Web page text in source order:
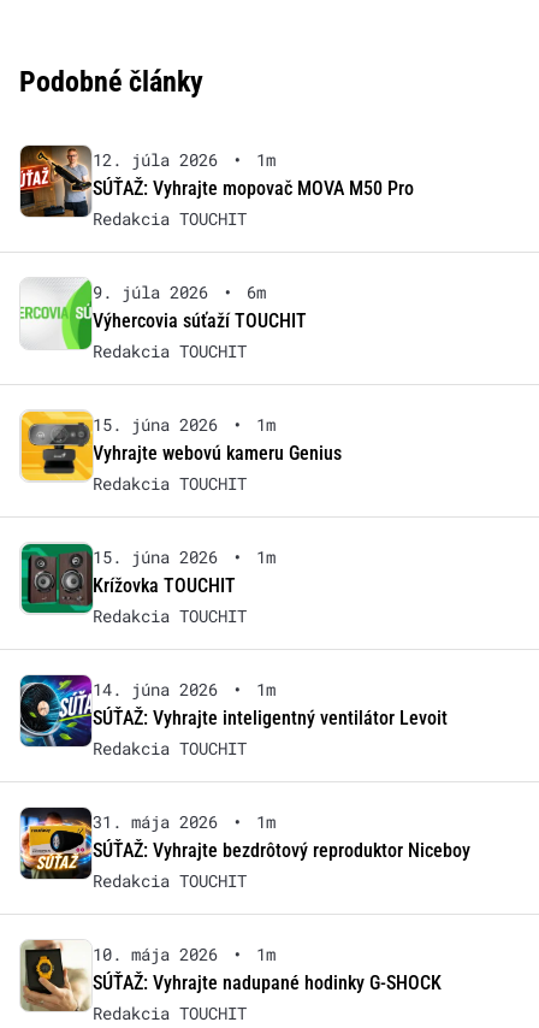
Podobné články
12. júla 2026 •
1m
SÚŤAŽ: Vyhrajte mopovač MOVA M50 Pro
Redakcia TOUCHIT
9. júla 2026 •
6m
Výhercovia súťaží TOUCHIT
Redakcia TOUCHIT
15. júna 2026 •
1m
Vyhrajte webovú kameru Genius
Redakcia TOUCHIT
15. júna 2026 •
1m
Krížovka TOUCHIT
Redakcia TOUCHIT
14. júna 2026 •
1m
SÚŤAŽ: Vyhrajte inteligentný ventilátor Levoit
Redakcia TOUCHIT
31. mája 2026 •
1m
SÚŤAŽ: Vyhrajte bezdrôtový reproduktor Niceboy
Redakcia TOUCHIT
10. mája 2026 •
1m
SÚŤAŽ: Vyhrajte nadupané hodinky G-SHOCK
Redakcia TOUCHIT